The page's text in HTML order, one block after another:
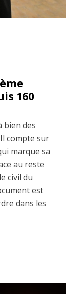
160
bien des
compte sur
marque sa
au reste
civil du
est
dans les